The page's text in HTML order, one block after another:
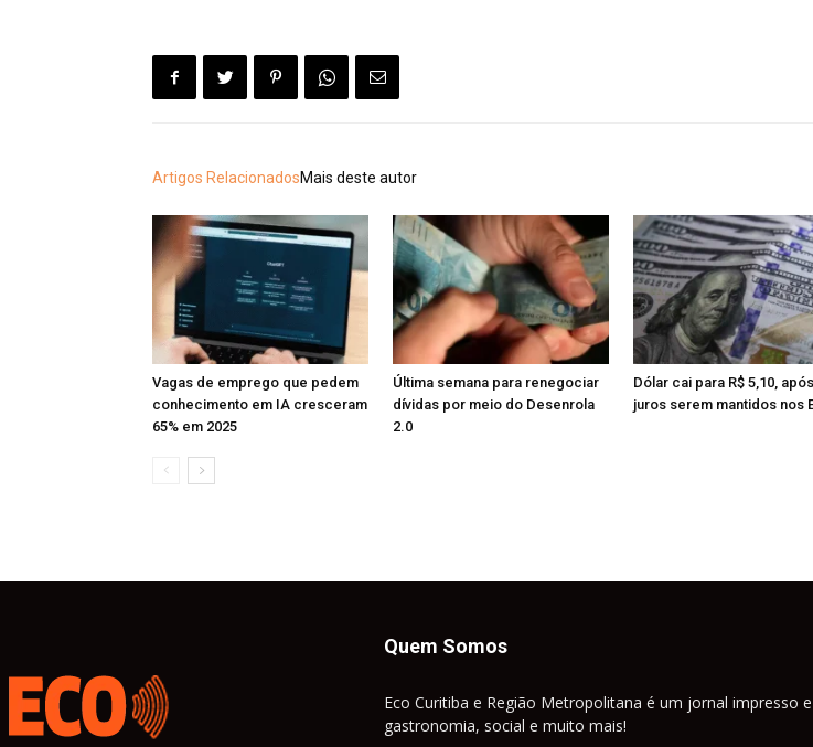
Artigos RelacionadosMais deste autor
Vagas de emprego que pedem
conhecimento em IA cresceram
65% em 2025
Última semana para renegociar
dívidas por meio do Desenrola
2.0
Dólar cai para R$ 5,10, após
juros serem mantidos nos
Quem Somos
Eco Curitiba e Região Metropolitana é um jornal
gastronomia, social e muito mais!